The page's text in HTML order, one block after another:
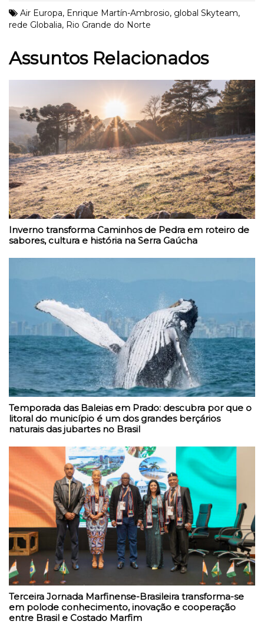
Air Europa, Enrique Martín-Ambrosio, global Skyteam,
rede Globalia, Rio Grande do Norte
Assuntos Relacionados
Inverno transforma Caminhos de Pedra em roteiro de
sabores, cultura e história na Serra Gaúcha
Temporada das Baleias em Prado: descubra por que o
litoral do município é um dos grandes berçários
naturais das jubartes no Brasil
Terceira Jornada Marfinense-Brasileira transforma-se
em polode conhecimento, inovação e cooperação
entre Brasil e Costado Marfim